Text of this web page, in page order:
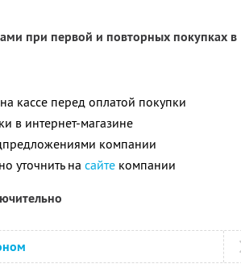
при первой и повторных покупках в
на кассе перед оплатой покупки
в интернет-магазине
компании
уточнить на сайте компании